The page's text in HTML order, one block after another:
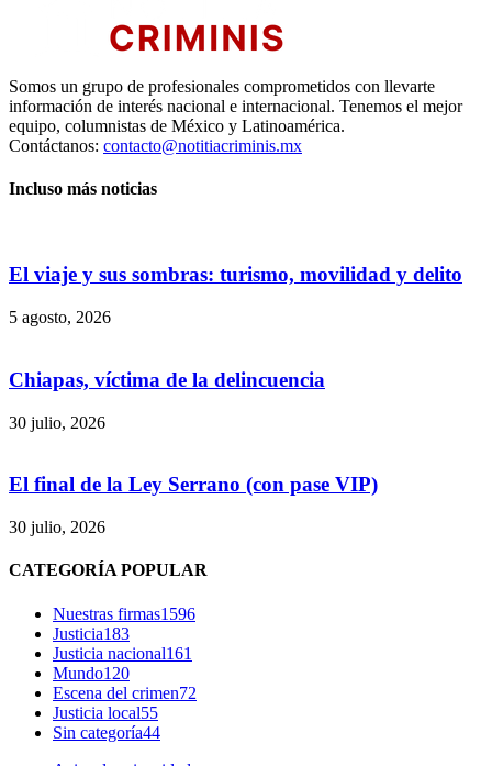
Somos un grupo de profesionales comprometidos con llevarte
información de interés nacional e internacional. Tenemos el mejor
equipo, columnistas de México y Latinoamérica.
Contáctanos: contacto@notitiacriminis.mx
Incluso más noticias
El viaje y sus sombras: turismo, movilidad y delito
5 agosto, 2026
Chiapas, víctima de la delincuencia
30 julio, 2026
El final de la Ley Serrano (con pase VIP)
30 julio, 2026
CATEGORÍA POPULAR
Nuestras firmas1596
Justicia183
Justicia nacional161
Mundo120
Escena del crimen72
Justicia local55
Sin categoría44